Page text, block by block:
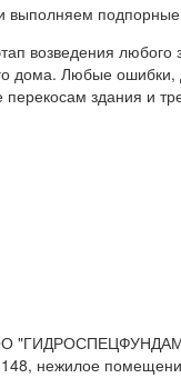
подпорные
возведения любого
дома. Любые
здания и
нежилое